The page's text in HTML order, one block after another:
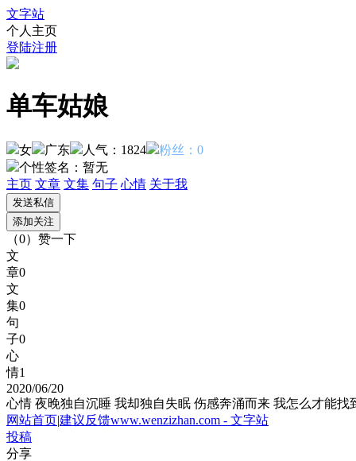
文字站
个人主页
登陆注册
单车姑娘
女 广东 人气：1824
粉丝：0
个性签名： 暂无
主页 文章 文集 句子 心情 关于我
（0） 赞一下
文
章0
文
集0
句
子0
心
情1
2020/06/20
心情 夜晚独自沉睡 我却独自失眠 伤感奔涌而来 我怎么才能找
网站首页|建议反馈www.wenzizhan.com - 文字站
投稿
分享